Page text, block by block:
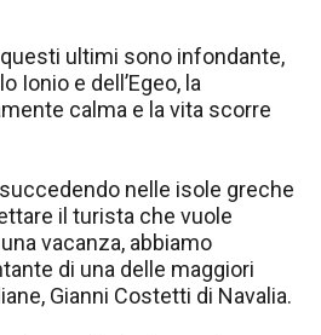
ultimi sono infondante,
Ionio e dell’Egeo, la
calma e la vita scorre
nelle isole greche
il turista che vuole
vacanza, abbiamo
di una delle maggiori
Gianni Costetti di Navalia.